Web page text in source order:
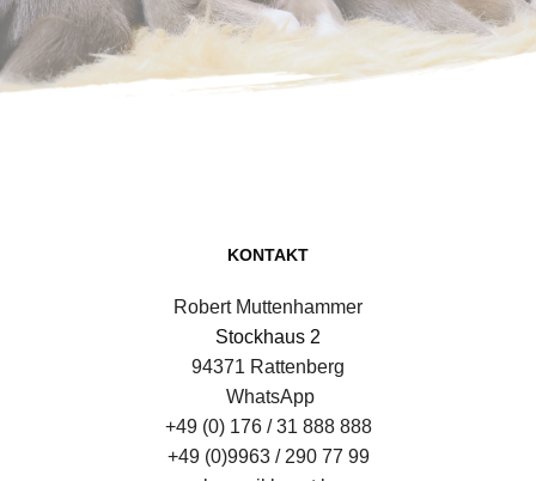
KONTAKT
Robert Muttenhammer
Stockhaus 2
94371 Rattenberg
WhatsApp
+49 (0) 176 / 31 888 888
+49 (0)9963 / 290 77 99